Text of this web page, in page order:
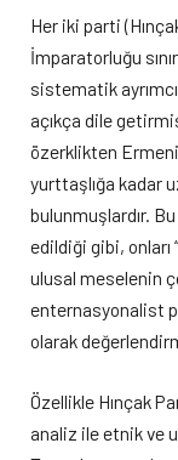
Her iki parti
İmparatorluğu
sistematik
açıkça dile
özerklikten
yurttaşlığa kadar
bulunmuşlardır.
edildiği gibi, onları
ulusal meselenin
enternasyonalist
olarak
Özellikle Hınçak
analiz ile etnik ve